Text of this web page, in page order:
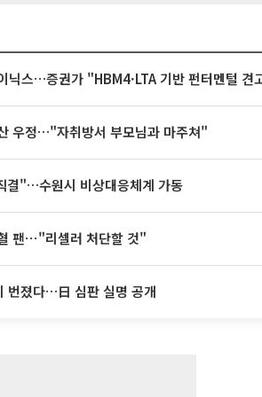
닉스…증권가 "HBM4·LTA 기반 펀터멘털 견
우정…"자취방서 부모님과 마주쳐"
결"…수원시 비상대응체계 가동
팬⋯"리셀러 처단할 것"
번졌다…日 심판 실명 공개